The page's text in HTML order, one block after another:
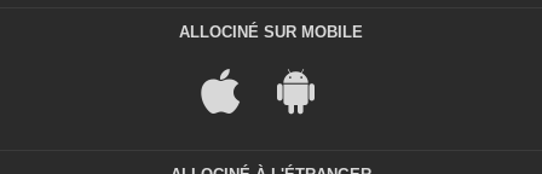
ALLOCINÉ SUR MOBILE